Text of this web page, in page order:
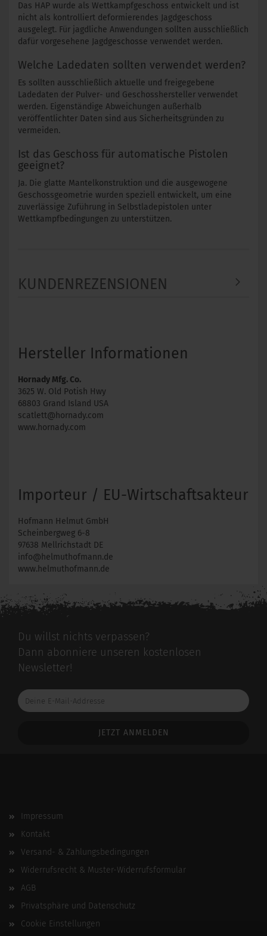
Das HAP wurde als Wettkampfgeschoss entwickelt und ist
nicht als kontrolliert deformierendes Jagdgeschoss
ausgelegt. Für jagdliche Anwendungen sollten ausschließlich
dafür vorgesehene Jagdgeschosse verwendet werden.
Welche Ladedaten sollten verwendet werden?
Es sollten ausschließlich aktuelle und freigegebene
Ladedaten der Pulver- und Geschosshersteller verwendet
werden. Eigenständige Abweichungen außerhalb
veröffentlichter Daten sind aus Sicherheitsgründen zu
vermeiden.
Ist das Geschoss für automatische Pistolen
geeignet?
Ja. Die glatte Mantelkonstruktion und die ausgewogene
Geschossgeometrie wurden speziell entwickelt, um eine
zuverlässige Zuführung in Selbstladepistolen unter
Wettkampfbedingungen zu unterstützen.
KUNDENREZENSIONEN
Hersteller Informationen
Hornady Mfg. Co.
3625 W. Old Potish Hwy
68803 Grand Island USA
scatlett@hornady.com
www.hornady.com
Importeur / EU-Wirtschaftsakteur
Hofmann Helmut GmbH
Scheinbergweg 6-8
97638 Mellrichstadt DE
info@helmuthofmann.de
www.helmuthofmann.de
Du willst nichts verpassen?
Dann abonniere unseren kostenlosen
Newsletter!
Deine
E-
Impressum
Kontakt
Versand- & Zahlungsbedingungen
Widerrufsrecht & Muster-Widerrufsformular
AGB
Privatsphäre und Datenschutz
Cookie Einstellungen